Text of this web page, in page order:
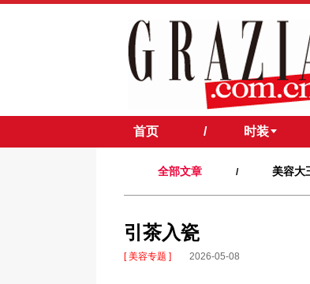
首页 / 时装
全部文章 / 美容大
引茶入瓷
[ 美容专题 ] 2026-05-08